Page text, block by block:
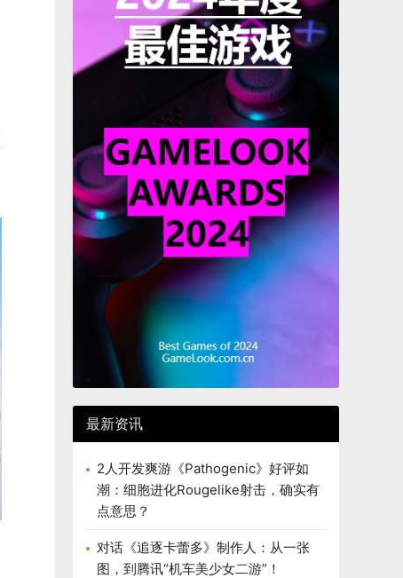
最新资讯
2人开发爽游《Pathogenic》好评如
潮：细胞进化Rougelike射击，确实有
点意思？
对话《追逐卡蕾多》制作人：从一张
图，到腾讯“机车美少女二游”！